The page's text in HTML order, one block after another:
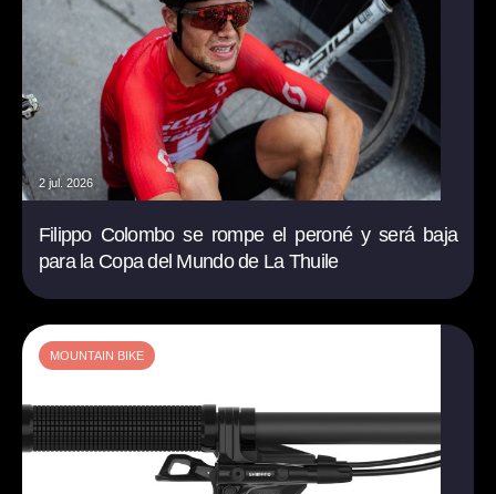
2 jul. 2026
Filippo Colombo se rompe el peroné y será baja
para la Copa del Mundo de La Thuile
MOUNTAIN BIKE